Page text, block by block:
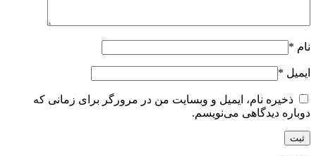
نام *
ایمیل *
ذخیره نام، ایمیل و وبسایت من در مرورگر برای زمانی که
دوباره دیدگاهی می‌نویسم.